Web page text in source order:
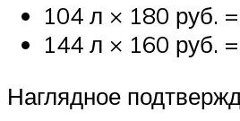
104 л × 180 руб.
144 л × 160 руб.
Наглядное